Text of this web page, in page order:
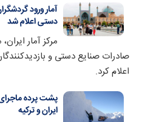
آمار ورود
دستی اعلام شد
مرکز آمار
صادرات صنایع دستی و
اعلام کرد.
پشت پرده
ایران و ترکیه